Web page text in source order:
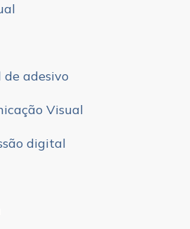
adesivo
Visual
digital